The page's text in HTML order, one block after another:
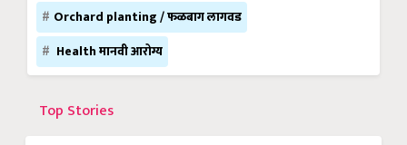
Orchard planting / फळबाग लागवड
Health मानवी आरोग्य
Top Stories